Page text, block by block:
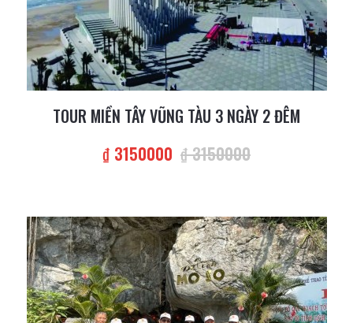
TOUR MIỀN TÂY VŨNG TÀU 3 NGÀY 2 ĐÊM
₫ 3150000 ₫ 3150000